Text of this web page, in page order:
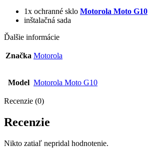
1x ochranné sklo Motorola Moto G10
inštalačná sada
Ďalšie informácie
Značka Motorola
Model Motorola Moto G10
Recenzie (0)
Recenzie
Nikto zatiaľ nepridal hodnotenie.